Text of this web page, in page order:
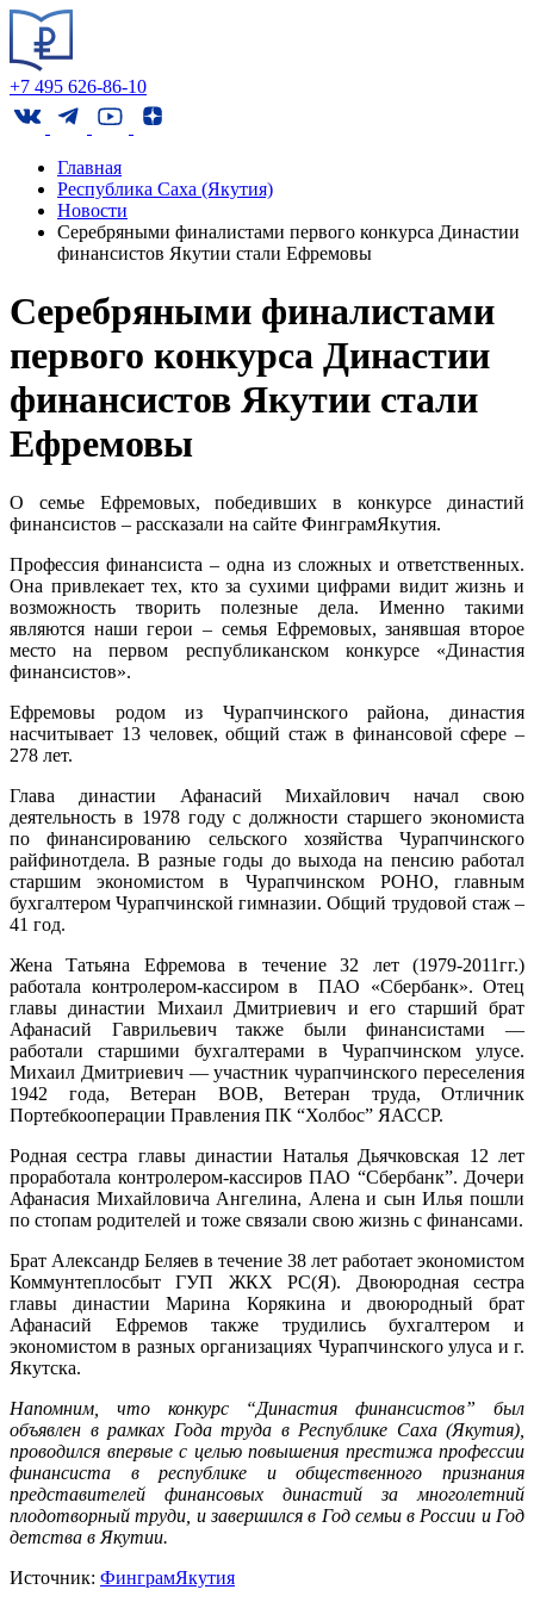
+7 495 626-86-10
Главная
Республика Саха (Якутия)
Новости
Серебряными финалистами первого конкурса Династии
финансистов Якутии стали Ефремовы
Серебряными финалистами
первого конкурса Династии
финансистов Якутии стали
Ефремовы
О семье Ефремовых, победивших в конкурсе династий
финансистов – рассказали на сайте ФинграмЯкутия.
Профессия финансиста – одна из сложных и ответственных.
Она привлекает тех, кто за сухими цифрами видит жизнь и
возможность творить полезные дела. Именно такими
являются наши герои – семья Ефремовых, занявшая второе
место на первом республиканском конкурсе «Династия
финансистов».
Ефремовы родом из Чурапчинского района, династия
насчитывает 13 человек, общий стаж в финансовой сфере –
278 лет.
Глава династии Афанасий Михайлович начал свою
деятельность в 1978 году с должности старшего экономиста
по финансированию сельского хозяйства Чурапчинского
райфинотдела. В разные годы до выхода на пенсию работал
старшим экономистом в Чурапчинском РОНО, главным
бухгалтером Чурапчинской гимназии. Общий трудовой стаж –
41 год.
Жена Татьяна Ефремова в течение 32 лет (1979-2011гг.)
работала контролером-кассиром в ПАО «Сбербанк». Отец
главы династии Михаил Дмитриевич и его старший брат
Афанасий Гаврильевич также были финансистами —
работали старшими бухгалтерами в Чурапчинском улусе.
Михаил Дмитриевич — участник чурапчинского переселения
1942 года, Ветеран ВОВ, Ветеран труда, Отличник
Портебкооперации Правления ПК “Холбос” ЯАССР.
Родная сестра главы династии Наталья Дьячковская 12 лет
проработала контролером-кассиров ПАО “Сбербанк”. Дочери
Афанасия Михайловича Ангелина, Алена и сын Илья пошли
по стопам родителей и тоже связали свою жизнь с финансами.
Брат Александр Беляев в течение 38 лет работает экономистом
Коммунтеплосбыт ГУП ЖКХ РС(Я). Двоюродная сестра
главы династии Марина Корякина и двоюродный брат
Афанасий Ефремов также трудились бухгалтером и
экономистом в разных организациях Чурапчинского улуса и г.
Якутска.
Напомним, что конкурс “Династия финансистов” был
объявлен в рамках Года труда в Республике Саха (Якутия),
проводился впервые с целью повышения престижа профессии
финансиста в республике и общественного признания
представителей финансовых династий за многолетний
плодотворный труди, и завершился в Год семьи в России и Год
детства в Якутии.
Источник: ФинграмЯкутия